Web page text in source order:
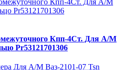
Кпп-4Ст. Для А/М
Pr53121701306